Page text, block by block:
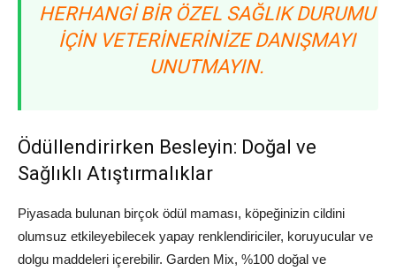
HERHANGI BIR ÖZEL SAĞLIK DURUMU
IÇIN VETERINERINIZE DANIŞMAYI
UNUTMAYIN.
Ödüllendirirken Besleyin: Doğal ve
Sağlıklı Atıştırmalıklar
Piyasada bulunan birçok ödül maması, köpeğinizin cildini
olumsuz etkileyebilecek yapay renklendiriciler, koruyucular ve
dolgu maddeleri içerebilir. Garden Mix, %100 doğal ve